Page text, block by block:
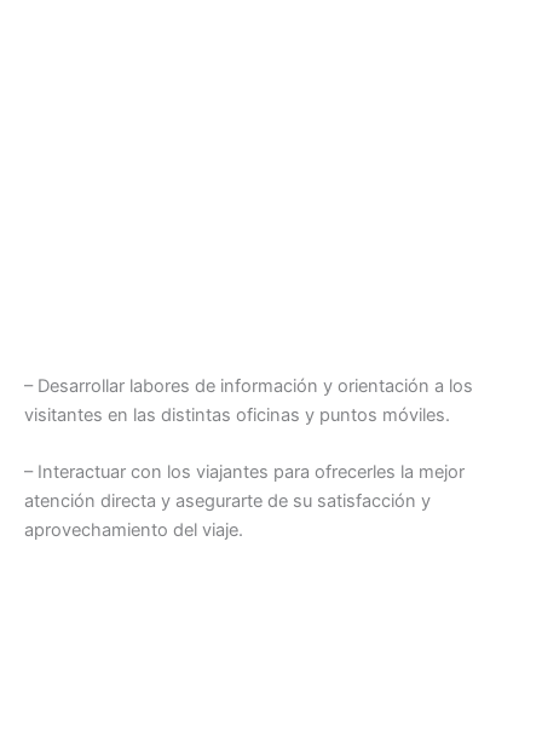
– Desarrollar labores de información y orientación a los
visitantes en las distintas oficinas y puntos móviles.
– Interactuar con los viajantes para ofrecerles la mejor
atención directa y asegurarte de su satisfacción y
aprovechamiento del viaje.